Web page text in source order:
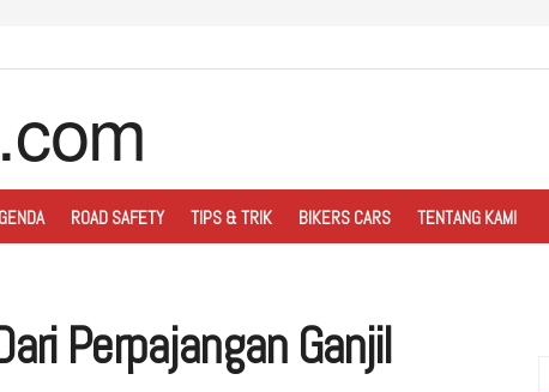
ROAD SAFETY TIPS & TRIK BIKERS CARS TENTANG KAMI
Perpajangan Ganjil